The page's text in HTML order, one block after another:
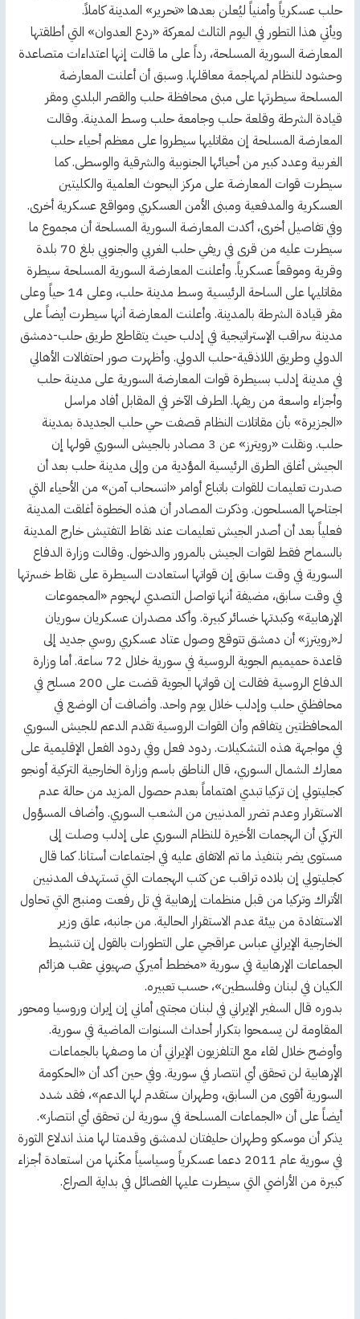
حلب عسكرياً وأمنياً ليُعلن بعدها «تحرير» المدينة كاملاً.
ويأتي هذا التطور في اليوم الثالث لمعركة «ردع العدوان» التي أطلقتها
المعارضة السورية المسلحة، رداً على ما قالت إنها اعتداءات متصاعدة
وحشود للنظام لمهاجمة معاقلها. وسبق أن أعلنت المعارضة
المسلحة سيطرتها على مبنى محافظة حلب والقصر البلدي ومقر
قيادة الشرطة وقلعة حلب وجامعة حلب وسط المدينة. وقالت
المعارضة المسلحة إن مقاتليها سيطروا على معظم أحياء حلب
الغربية وعدد كبير من أحيائها الجنوبية والشرقية والوسطى. كما
سيطرت قوات المعارضة على مركز البحوث العلمية والكليتين
العسكرية والمدفعية ومبنى الأمن العسكري ومواقع عسكرية أخرى.
وفي تفاصيل أخرى، أكدت المعارضة السورية المسلحة أن مجموع ما
سيطرت عليه من قرى في ريفي حلب الغربي والجنوبي بلغ 70 بلدة
وقرية وموقعاً عسكرياً. وأعلنت المعارضة السورية المسلحة سيطرة
مقاتليها على الساحة الرئيسية وسط مدينة حلب، وعلى 14 حياً وعلى
مقر قيادة الشرطة بالمدينة. وأعلنت المعارضة أنها سيطرت أيضاً على
مدينة سراقب الإستراتيجية في إدلب حيث يتقاطع طريق حلب-دمشق
الدولي وطريق اللاذقية-حلب الدولي. وأظهرت صور احتفالات الأهالي
في مدينة إدلب بسيطرة قوات المعارضة السورية على مدينة حلب
وأجزاء واسعة من ريفها. الطرف الآخر في المقابل أفاد مراسل
«الجزيرة» بأن مقاتلات النظام قصفت حي حلب الجديدة بمدينة
حلب. ونقلت «رويترز» عن 3 مصادر بالجيش السوري قولها إن
الجيش أغلق الطرق الرئيسية المؤدية من وإلى مدينة حلب بعد أن
صدرت تعليمات للقوات باتباع أوامر «انسحاب آمن» من الأحياء التي
اجتاحها المسلحون. وذكرت المصادر أن هذه الخطوة أغلقت المدينة
فعلياً بعد أن أصدر الجيش تعليمات عند نقاط التفتيش خارج المدينة
بالسماح فقط لقوات الجيش بالمرور والدخول. وقالت وزارة الدفاع
السورية في وقت سابق إن قواتها استعادت السيطرة على نقاط خسرتها
في وقت سابق، مضيفة أنها تواصل التصدي لهجوم «المجموعات
الإرهابية» وكبدتها خسائر كبيرة. وأكد مصدران عسكريان سوريان
لـ«رويترز» أن دمشق تتوقع وصول عتاد عسكري روسي جديد إلى
قاعدة حميميم الجوية الروسية في سورية خلال 72 ساعة. أما وزارة
الدفاع الروسية فقالت إن قواتها الجوية قضت على 200 مسلح في
محافظتي حلب وإدلب خلال يوم واحد. وأضافت أن الوضع في
المحافظتين يتفاقم وأن القوات الروسية تقدم الدعم للجيش السوري
في مواجهة هذه التشكيلات. ردود فعل وفي ردود الفعل الإقليمية على
معارك الشمال السوري، قال الناطق باسم وزارة الخارجية التركية أونجو
كجليتولي إن تركيا تبدي اهتماماً بعدم حصول المزيد من حالة عدم
الاستقرار وعدم تضرر المدنيين من الشعب السوري. وأضاف المسؤول
التركي أن الهجمات الأخيرة للنظام السوري على إدلب وصلت إلى
مستوى يضر بتنفيذ ما تم الاتفاق عليه في اجتماعات أستانا. كما قال
كجليتولي إن بلاده تراقب عن كثب الهجمات التي تستهدف المدنيين
الأتراك وتركيا من قبل منظمات إرهابية في تل رفعت ومنبج التي تحاول
الاستفادة من بيئة عدم الاستقرار الحالية. من جانبه، علق وزير
الخارجية الإيراني عباس عراقجي على التطورات بالقول إن تنشيط
الجماعات الإرهابية في سورية «مخطط أميركي صهيوني عقب هزائم
الكيان في لبنان وفلسطين»، حسب تعبيره.
بدوره قال السفير الإيراني في لبنان مجتبى أماني إن إيران وروسيا ومحور
المقاومة لن يسمحوا بتكرار أحداث السنوات الماضية في سورية.
وأوضح خلال لقاء مع التلفزيون الإيراني أن ما وصفها بالجماعات
الإرهابية لن تحقق أي انتصار في سورية. وفي حين أكد أن «الحكومة
السورية أقوى من السابق، وطهران ستقدم لها الدعم»، فقد شدد
أيضاً على أن «الجماعات المسلحة في سورية لن تحقق أي انتصار».
يذكر أن موسكو وطهران حليفتان لدمشق وقدمتا لها منذ اندلاع الثورة
في سورية عام 2011 دعما عسكرياً وسياسياً مكّنها من استعادة أجزاء
كبيرة من الأراضي التي سيطرت عليها الفصائل في بداية الصراع.